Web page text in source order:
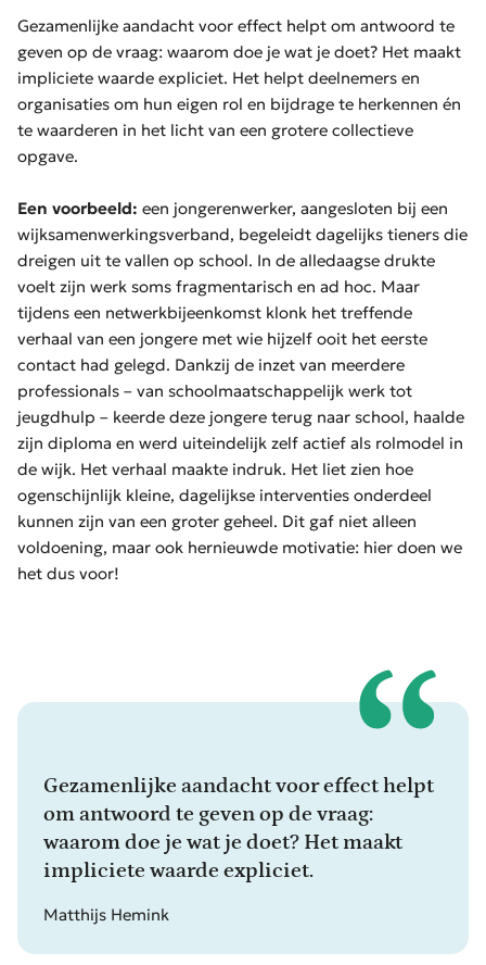
Gezamenlijke aandacht voor effect helpt om antwoord te
geven op de vraag: waarom doe je wat je doet? Het maakt
impliciete waarde expliciet. Het helpt deelnemers en
organisaties om hun eigen rol en bijdrage te herkennen én
te waarderen in het licht van een grotere collectieve
opgave.
Een voorbeeld: een jongerenwerker, aangesloten bij een
wijksamenwerkingsverband, begeleidt dagelijks tieners die
dreigen uit te vallen op school. In de alledaagse drukte
voelt zijn werk soms fragmentarisch en ad hoc. Maar
tijdens een netwerkbijeenkomst klonk het treffende
verhaal van een jongere met wie hijzelf ooit het eerste
contact had gelegd. Dankzij de inzet van meerdere
professionals – van schoolmaatschappelijk werk tot
jeugdhulp – keerde deze jongere terug naar school, haalde
zijn diploma en werd uiteindelijk zelf actief als rolmodel in
de wijk. Het verhaal maakte indruk. Het liet zien hoe
ogenschijnlijk kleine, dagelijkse interventies onderdeel
kunnen zijn van een groter geheel. Dit gaf niet alleen
voldoening, maar ook hernieuwde motivatie: hier doen we
het dus voor!
Gezamenlijke aandacht voor effect helpt
om antwoord te geven op de vraag:
waarom doe je wat je doet? Het maakt
impliciete waarde expliciet.
Matthijs Hemink